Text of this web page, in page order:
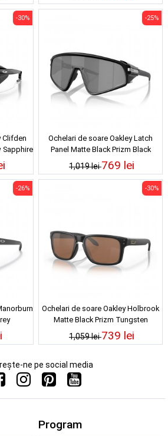
Clifden
Sapphire
-30%
Ochelari de soare Oakley Latch
Panel Matte Black Prizm Black
1,019 lei
-25%
769 lei
-26%
Ochelari de soare Oakley Holbrook
Matte Black Prizm Tungsten
Polarized
1,059 lei
-30%
739 lei
ne pe social media
Program